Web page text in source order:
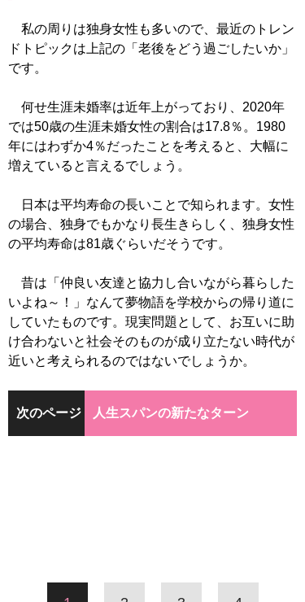
私の周りは独身女性も多いので、最近のトレン
ドトピックは上記の「老後をどう過ごしたいか」
です。
何せ生涯未婚率は近年上がっており、2020年
では50歳の生涯未婚女性の割合は17.8％。1980
年にはわずか4％だったことを考えると、大幅に
増えていると言えるでしょう。
日本は平均寿命の長いことで知られます。女性
の場合、独身でもかなり長生きらしく、独身女性
の平均寿命は81歳ぐらいだそうです。
昔は「仲良い友達と協力し合いながら暮らした
いよね～！」なんて夢物語を学校からの帰り道に
していたものです。現実問題として、お互いに助
け合わないと社会そのものが成り立たない時代が
近いと考えられるのではないでしょうか。
次のページ 人生スパンの新たなターン